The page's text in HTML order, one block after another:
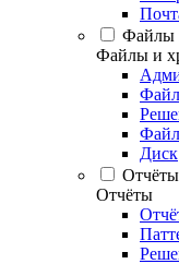
Файлы
Файлы и
Диск
Отчёты
Отчёты